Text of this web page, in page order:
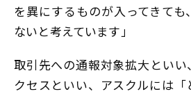
を異にするものが入ってきて
ないと考えています」
取引先への通報対象拡大とい
クセスといい、アスクルには